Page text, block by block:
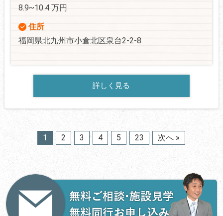
8.9~10.4 万円
住所
福岡県北九州市小倉北区泉台2-2-8
詳しく見る
1 2 3 4 5 23 次へ »